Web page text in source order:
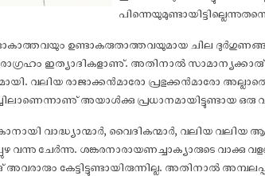
ഉണ്ടാകരുതാത്തവയുമായ ചില
ഇത്യാദികളാണു്. അതിനാൽ
വലിയ രാജാക്കൻമാരോ പ്രഭുക്കൻമാരോ അല്ലാതെ
അയാൾക്കു പ്രധാനമായിട്ടുണ്ടായ ഒരു
വാദ്ധ്യാന്മാർ, വൈദികന്മാർ, വലിയ വലിയ
വന്നു ചേർന്നു. ശങ്കരനാരായണച്ചാക്യാരുടെ വാക്കു
അവരാരും കേട്ടിട്ടുണ്ടായിരുന്നില്ല. അതിനാൽ